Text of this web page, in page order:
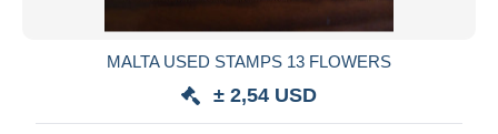
MALTA USED STAMPS 13 FLOWERS
± 2,54 USD